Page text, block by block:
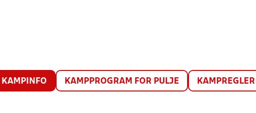
KAMPINFO KAMPPROGRAM FOR PULJE KAMPREGLER